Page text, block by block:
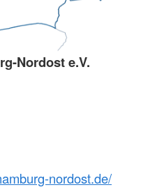
Nordost e.V.
nordost.de/